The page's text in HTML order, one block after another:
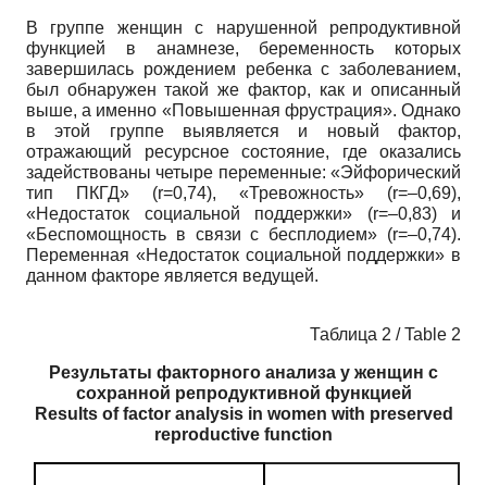
В группе женщин с нарушенной репродуктивной
функцией в анамнезе, беременность которых
завершилась рождением ребенка с заболеванием,
был обнаружен такой же фактор, как и описанный
выше, а именно «Повышенная фрустрация». Однако
в этой группе выявляется и новый фактор,
отражающий ресурсное состояние, где оказались
задействованы четыре переменные: «Эйфорический
тип ПКГД» (r=0,74), «Тревожность» (r=–0,69),
«Недостаток социальной поддержки» (r=–0,83) и
«Беспомощность в связи с бесплодием» (r=–0,74).
Переменная «Недостаток социальной поддержки» в
данном факторе является ведущей.
Таблица 2 / Table 2
Результаты факторного анализа у женщин с
сохранной репродуктивной функцией
Results of factor analysis in women with preserved
reproductive function